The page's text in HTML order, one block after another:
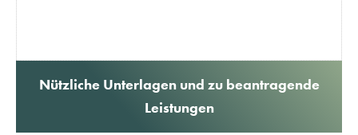
Nützliche Unterlagen und zu beantragende
Leistungen